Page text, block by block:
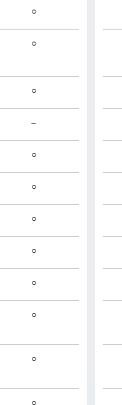
○
○
○
－
○
○
○
○
○
○
○
○